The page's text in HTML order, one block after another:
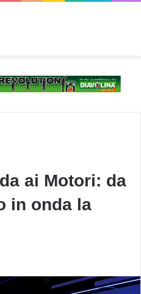
ai Motori: da
in onda la